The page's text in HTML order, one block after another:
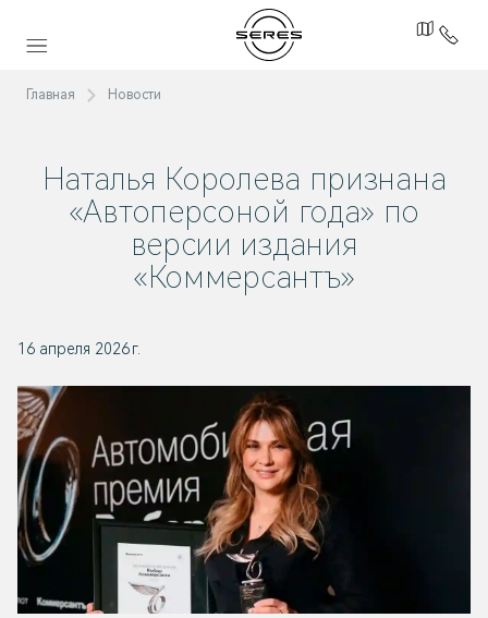
Главная Новости
Наталья Королева признана
«Автоперсоной года» по
версии издания
«Коммерсантъ»
16 апреля 2026 г.